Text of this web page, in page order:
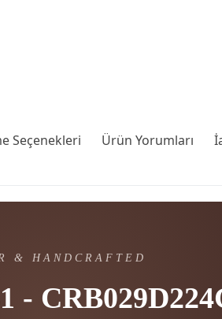
Seçenekleri Ürün Yorumları
& HANDCRAFTED
-